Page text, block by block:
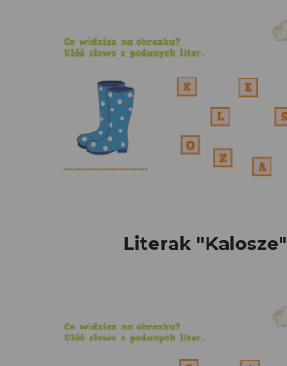
Literak "Kalosze"